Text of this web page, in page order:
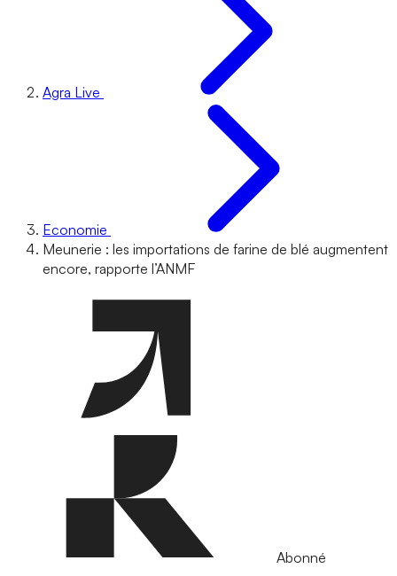
Agra Live
Economie
Meunerie : les importations de farine de blé augmentent
encore, rapporte l’ANMF
Abonné